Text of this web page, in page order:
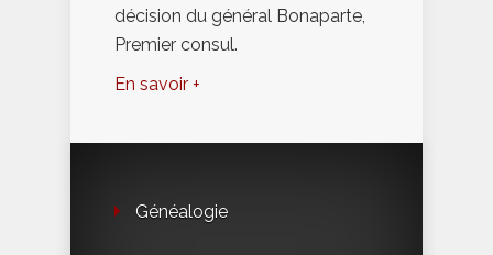
décision du général Bonaparte,
Premier consul.
En savoir +
Généalogie